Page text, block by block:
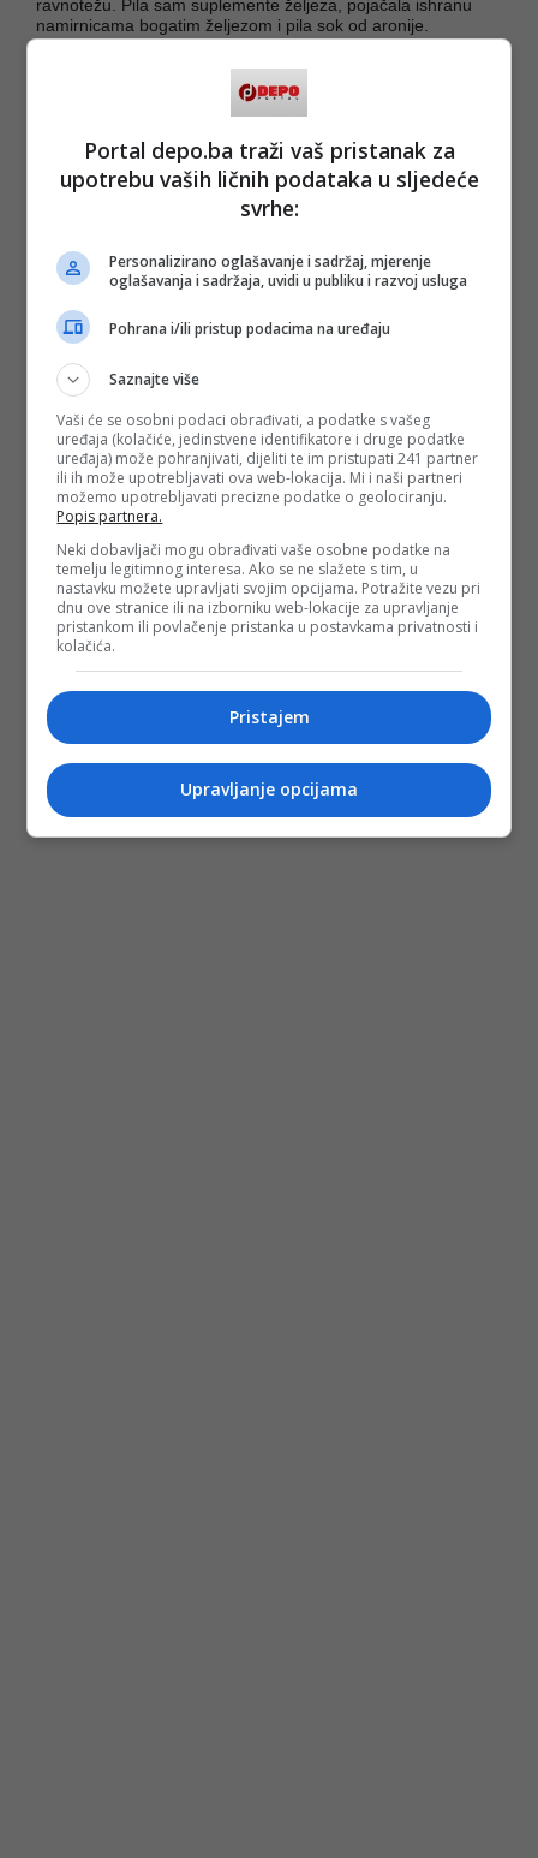
ravnotežu. Pila sam suplemente željeza, pojačala ishranu
namirnicama bogatim željezom i pila sok od aronije.
Evo šta još može da vam pomogne:
spanać, mahunarke
Suplementi: ali uz nadzor ljekara. Važno je uzimati ih uz C
vitamin, a ne uz mlijeko ili kafu
Dosljednost: potrebno je vrijeme jer feritin se podiže sporo
Ako se i ti osjećaš kao da si stalno iscrpljena, nemoj da
ignorišeš taj osjećaj. Možda je vrijeme da provjeriš nešto što
ti do sada niko nije predložio - feritin. Tvoje tijelo zna dobro
da pokaže da mu nešto fali, samo ga treba poslušati.
(DEPO PORTAL/ad/Foto:Arhiv)
PODIJELI NA
Depo.bapratite putem društvenih mrežaTwitter iFacebook
Portal depo.ba traži vaš pristanak za
upotrebu vaših ličnih podataka u sljedeće
svrhe:
Personalizirano oglašavanje i sadržaj, mjerenje
oglašavanja i sadržaja, uvidi u publiku i razvoj usluga
Pohrana i/ili pristup podacima na uređaju
Saznajte više
Vaši će se osobni podaci obrađivati, a podatke s vašeg
uređaja (kolačiće, jedinstvene identifikatore i druge podatke
uređaja) može pohranjivati, dijeliti te im pristupati 241 partner
ili ih može upotrebljavati ova web-lokacija. Mi i naši partneri
možemo upotrebljavati precizne podatke o geolociranju.
Popis partnera.
Neki dobavljači mogu obrađivati vaše osobne podatke na
temelju legitimnog interesa. Ako se ne slažete s tim, u
nastavku možete upravljati svojim opcijama. Potražite vezu pri
dnu ove stranice ili na izborniku web-lokacije za upravljanje
pristankom ili povlačenje pristanka u postavkama privatnosti i
kolačića.
Pristajem
Upravljanje opcijama